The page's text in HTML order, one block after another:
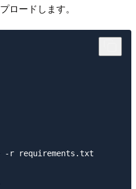
ロードします。
r requirements.txt